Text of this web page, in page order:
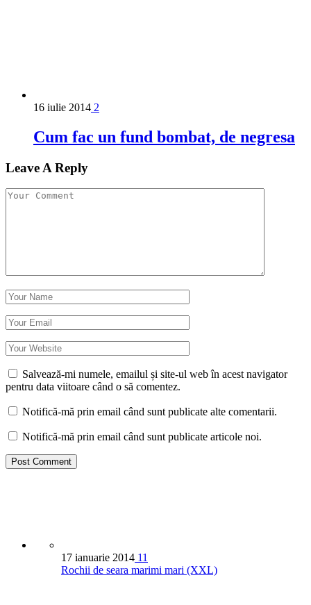
16 iulie 2014 2
Cum fac un fund bombat, de negresa
Leave A Reply
Salvează-mi numele, emailul și site-ul web în acest navigator
pentru data viitoare când o să comentez.
Notifică-mă prin email când sunt publicate alte comentarii.
Notifică-mă prin email când sunt publicate articole noi.
17 ianuarie 2014 11
Rochii de seara marimi mari (XXL)